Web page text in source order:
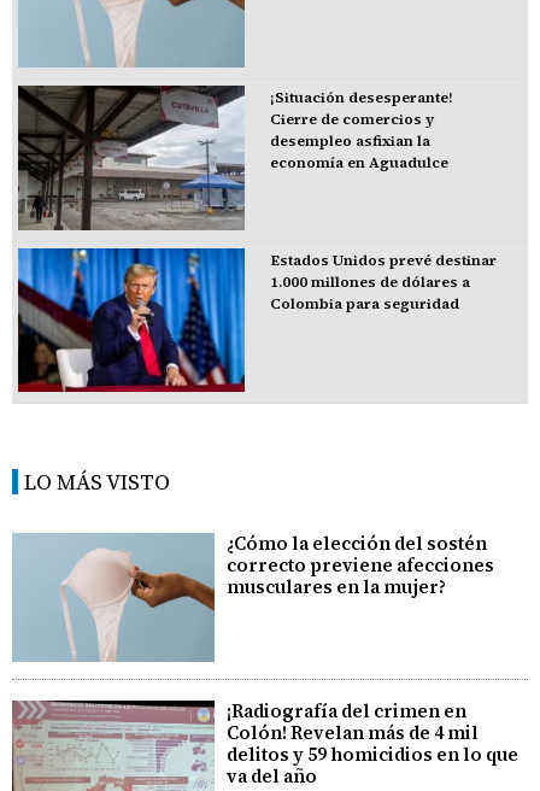
¡Situación desesperante!
Cierre de comercios y
desempleo asfixian la
economía en Aguadulce
Estados Unidos prevé destinar
1.000 millones de dólares a
Colombia para seguridad
LO MÁS VISTO
¿Cómo la elección del sostén
correcto previene afecciones
musculares en la mujer?
¡Radiografía del crimen en
Colón! Revelan más de 4 mil
delitos y 59 homicidios en lo que
va del año